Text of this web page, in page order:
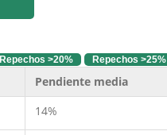
Repechos >20% Repechos >25%
Pendiente media
14%